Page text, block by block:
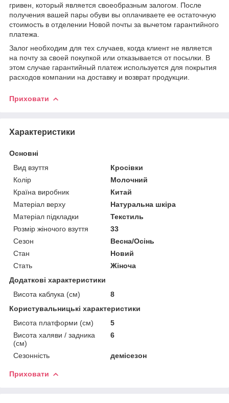
гривен, который является своеобразным залогом. После
получения вашей пары обуви вы оплачиваете ее остаточную
стоимость в отделении Новой почты за вычетом гарантийного
платежа.
Залог необходим для тех случаев, когда клиент не является
на почту за своей покупкой или отказывается от посылки. В
этом случае гарантийный платеж используется для покрытия
расходов компании на доставку и возврат продукции.
Приховати
Характеристики
Основні
Вид взуття
Кросівки
Колір
Молочний
Країна виробник
Китай
Матеріал верху
Натуральна шкіра
Матеріал підкладки
Текстиль
Розмір жіночого взуття
33
Сезон
Весна/Осінь
Стан
Новий
Стать
Жіноча
Додаткові характеристики
Висота каблука (см)
8
Користувальницькі характеристики
Висота платформи (см)
5
Висота халяви / задника
(см)
6
Сезонність демісезон
Приховати